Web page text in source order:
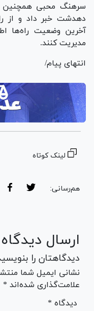
سرهنگ محبی همچنین
دهدشت خبر داد و از
آخرین وضعیت راه‌ها
مدیریت کنند.
انتهای پیام/
لینک کوتاه
هم‌رسانی:
ارسال دیدگاه
دیدگاهتان را
نشانی ایمیل شما
علامت‌گذاری شده‌اند *
* دیدگاه